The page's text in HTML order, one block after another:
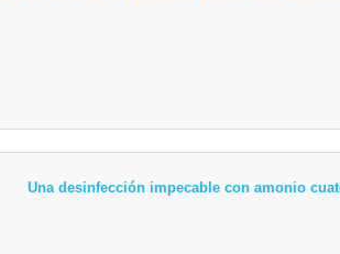
Una desinfección impecable con amonio